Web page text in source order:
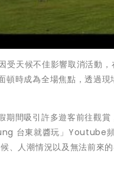
天候不佳影響取消活動
頓時成為全場焦點，透過
期間吸引許多遊客前往觀
台東就醬玩」Youtube
、人潮情況以及無法前來